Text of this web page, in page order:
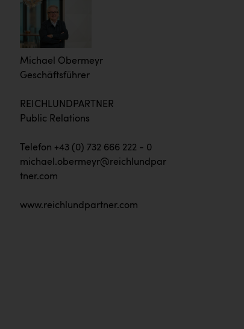
Michael Obermeyr
Geschäftsführer
REICHLUNDPARTNER
Public Relations
Telefon +43 (0) 732 666 222 - 0
michael.obermeyr@reichlundpar
tner.com
www.reichlundpartner.com